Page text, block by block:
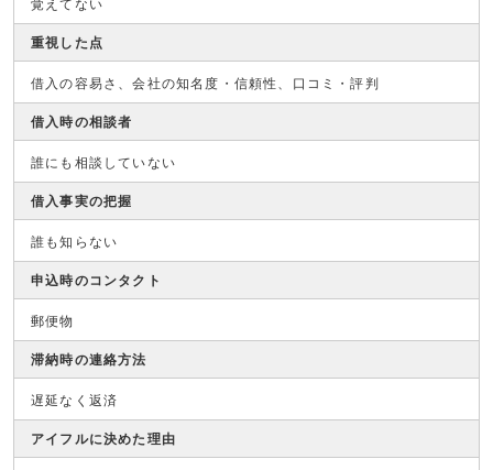
覚えてない
重視した点
借入の容易さ、会社の知名度・信頼性、口コミ・評判
借入時の相談者
誰にも相談していない
借入事実の把握
誰も知らない
申込時のコンタクト
郵便物
滞納時の連絡方法
遅延なく返済
アイフルに決めた理由